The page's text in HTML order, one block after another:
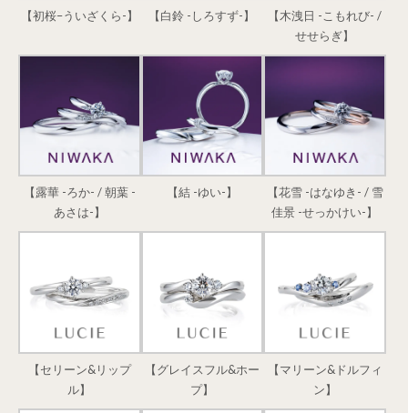
【初桜–ういざくら-】 【白鈴 -しろすず-】
【木洩日 -こもれび- /
せせらぎ】
【露華 -ろか- / 朝葉 -
あさは-】
【結 -ゆい-】
【花雪 -はなゆき- / 雪
佳景 -せっかけい-】
【セリーン&リップ
ル】
【グレイスフル&ホー
プ】
【マリーン&ドルフィ
ン】